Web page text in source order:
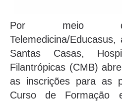
Por meio
Telemedicina/
Santas Casas,
Filantrópicas (CMB)
as inscrições para as
Curso de Formação